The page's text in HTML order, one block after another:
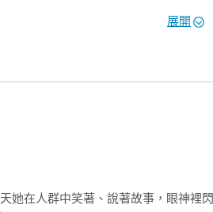
展開
她在人群中笑著、說著故事，眼神裡閃